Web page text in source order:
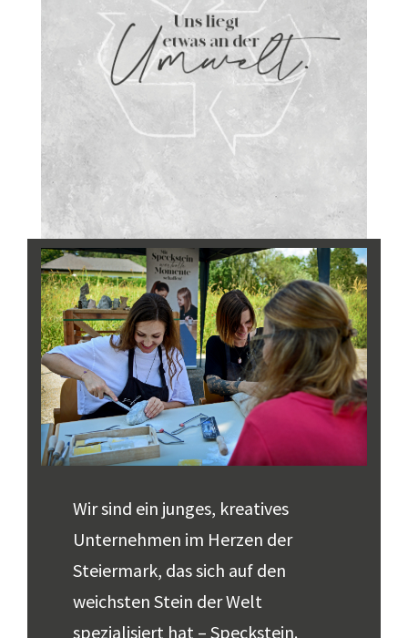
Wir sind ein junges, kreatives
Unternehmen im Herzen der
Steiermark, das sich auf den
weichsten Stein der Welt
spezialisiert hat – Speckstein.